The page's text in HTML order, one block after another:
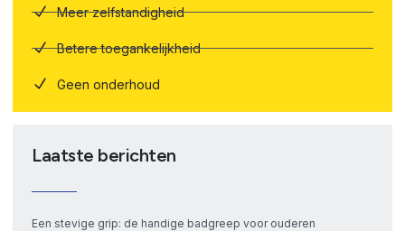
Meer zelfstandigheid
Betere toegankelijkheid
Geen onderhoud
Laatste berichten
Een stevige grip: de handige badgreep voor ouderen